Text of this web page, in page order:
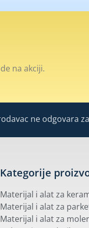
na akciji.
ne odgovara
Kategorije
Materijal i alat za
Materijal i alat za
Materijal i alat za